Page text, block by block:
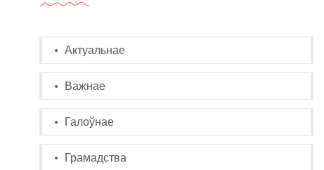
Актуальнае
Важнае
Галоўнае
Грамадства